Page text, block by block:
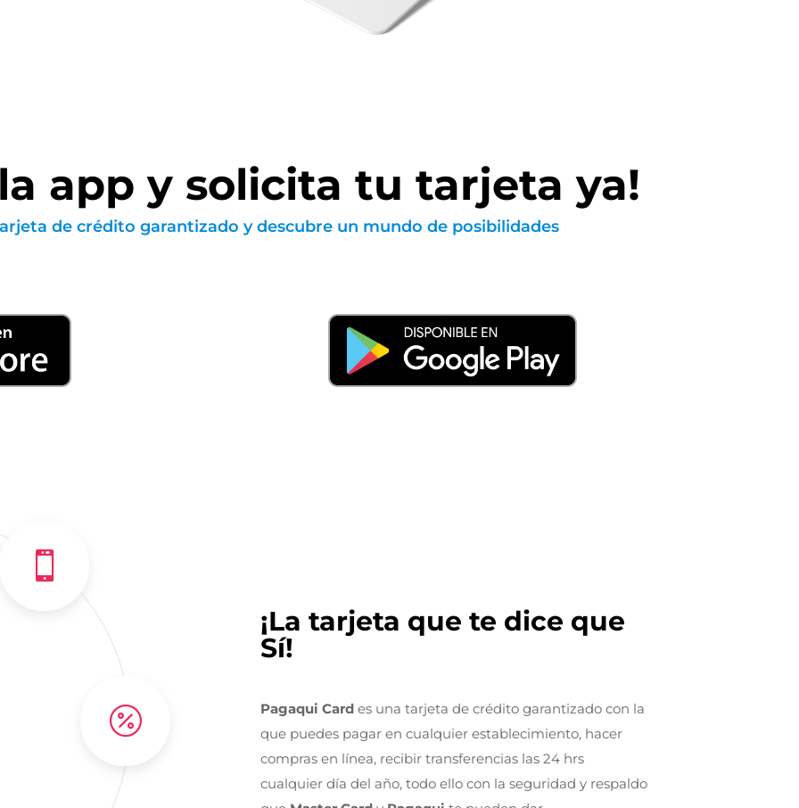
app y solicita tu tarjeta ya!
de crédito garantizado y descubre un mundo de posibilidades


¡La tarjeta que te dice que
Sí!
Pagaqui Card es una tarjeta de crédito garantizado con la
que puedes pagar en cualquier establecimiento, hacer
compras en línea, recibir transferencias las 24 hrs
cualquier día del año, todo ello con la seguridad y respaldo